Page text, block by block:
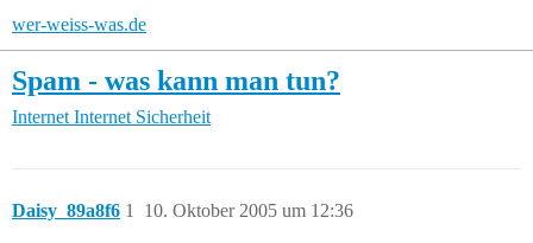
wer-weiss-was.de
Spam - was kann man tun?
Internet Internet Sicherheit
Daisy_89a8f6 10. Oktober 2005 um 12:36
1